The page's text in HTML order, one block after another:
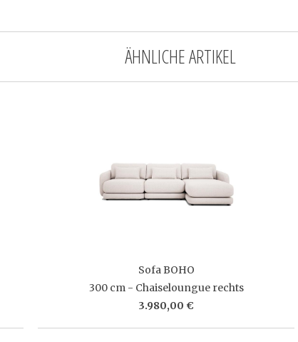
ÄHNLICHE ARTIKEL
Sofa BOHO
300 cm - Chaiseloungue rechts
3.980,00 €